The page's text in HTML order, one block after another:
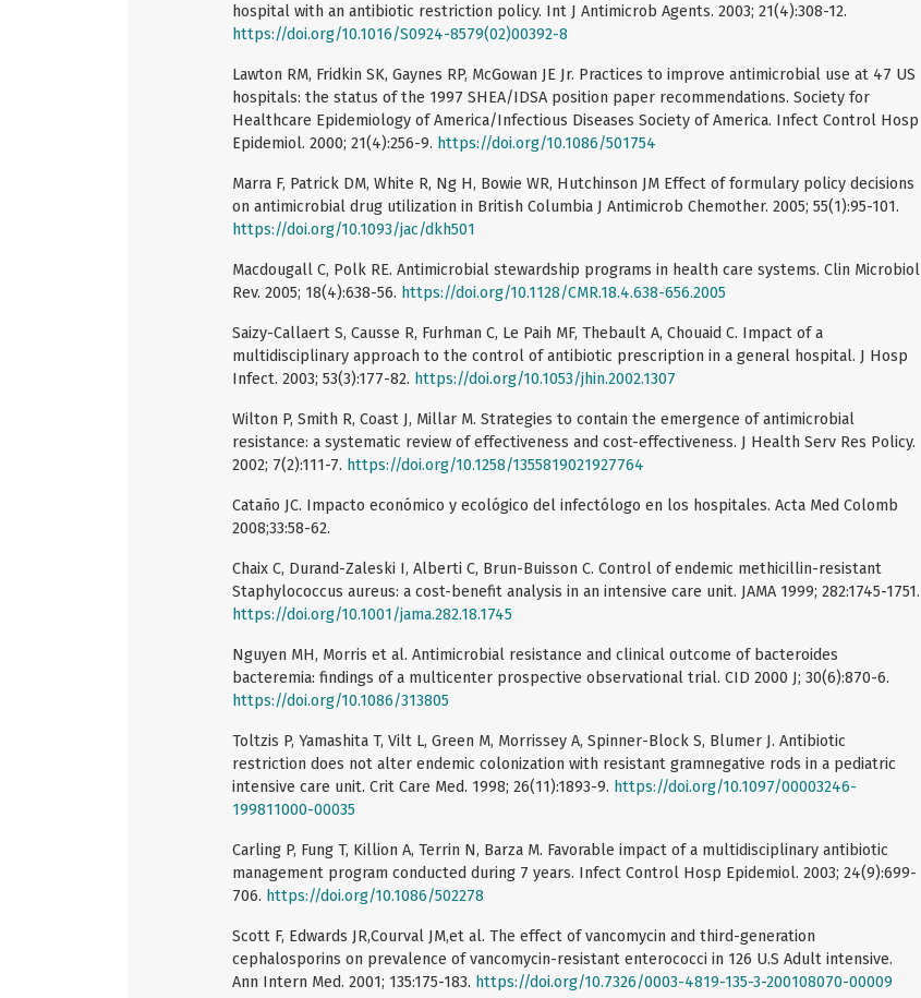
hospital with an antibiotic restriction policy. Int J Antimicrob Agents. 2003; 21(4):308-12.
https://doi.org/10.1016/S0924-8579(02)00392-8
Lawton RM, Fridkin SK, Gaynes RP, McGowan JE Jr. Practices to improve antimicrobial use at 47 US
hospitals: the status of the 1997 SHEA/IDSA position paper recommendations. Society for
Healthcare Epidemiology of America/Infectious Diseases Society of America. Infect Control Hosp
Epidemiol. 2000; 21(4):256-9. https://doi.org/10.1086/501754
Marra F, Patrick DM, White R, Ng H, Bowie WR, Hutchinson JM Effect of formulary policy decisions
on antimicrobial drug utilization in British Columbia J Antimicrob Chemother. 2005; 55(1):95-101.
https://doi.org/10.1093/jac/dkh501
Macdougall C, Polk RE. Antimicrobial stewardship programs in health care systems. Clin Microbiol
Rev. 2005; 18(4):638-56. https://doi.org/10.1128/CMR.18.4.638-656.2005
Saizy-Callaert S, Causse R, Furhman C, Le Paih MF, Thebault A, Chouaid C. Impact of a
multidisciplinary approach to the control of antibiotic prescription in a general hospital. J Hosp
Infect. 2003; 53(3):177-82. https://doi.org/10.1053/jhin.2002.1307
Wilton P, Smith R, Coast J, Millar M. Strategies to contain the emergence of antimicrobial
resistance: a systematic review of effectiveness and cost-effectiveness. J Health Serv Res Policy.
2002; 7(2):111-7. https://doi.org/10.1258/1355819021927764
Cataño JC. Impacto económico y ecológico del infectólogo en los hospitales. Acta Med Colomb
2008;33:58-62.
Chaix C, Durand-Zaleski I, Alberti C, Brun-Buisson C. Control of endemic methicillin-resistant
Staphylococcus aureus: a cost-benefit analysis in an intensive care unit. JAMA 1999; 282:1745-1751.
https://doi.org/10.1001/jama.282.18.1745
Nguyen MH, Morris et al. Antimicrobial resistance and clinical outcome of bacteroides
bacteremia: findings of a multicenter prospective observational trial. CID 2000 J; 30(6):870-6.
https://doi.org/10.1086/313805
Toltzis P, Yamashita T, Vilt L, Green M, Morrissey A, Spinner-Block S, Blumer J. Antibiotic
restriction does not alter endemic colonization with resistant gramnegative rods in a pediatric
intensive care unit. Crit Care Med. 1998; 26(11):1893-9. https://doi.org/10.1097/00003246-
199811000-00035
Carling P, Fung T, Killion A, Terrin N, Barza M. Favorable impact of a multidisciplinary antibiotic
management program conducted during 7 years. Infect Control Hosp Epidemiol. 2003; 24(9):699-
706. https://doi.org/10.1086/502278
Scott F, Edwards JR,Courval JM,et al. The effect of vancomycin and third-generation
cephalosporins on prevalence of vancomycin-resistant enterococci in 126 U.S Adult intensive.
Ann Intern Med. 2001; 135:175-183. https://doi.org/10.7326/0003-4819-135-3-200108070-00009